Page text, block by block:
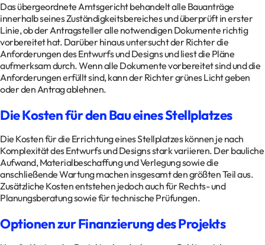
Das übergeordnete Amtsgericht behandelt alle Bauanträge
innerhalb seines Zuständigkeitsbereiches und überprüft in erster
Linie, ob der Antragsteller alle notwendigen Dokumente richtig
vorbereitet hat. Darüber hinaus untersucht der Richter die
Anforderungen des Entwurfs und Designs und liest die Pläne
aufmerksam durch. Wenn alle Dokumente vorbereitet sind und die
Anforderungen erfüllt sind, kann der Richter grünes Licht geben
oder den Antrag ablehnen.
Die Kosten für den Bau eines Stellplatzes
Die Kosten für die Errichtung eines Stellplatzes können je nach
Komplexität des Entwurfs und Designs stark variieren. Der bauliche
Aufwand, Materialbeschaffung und Verlegung sowie die
anschließende Wartung machen insgesamt den größten Teil aus.
Zusätzliche Kosten entstehen jedoch auch für Rechts- und
Planungsberatung sowie für technische Prüfungen.
Optionen zur Finanzierung des Projekts